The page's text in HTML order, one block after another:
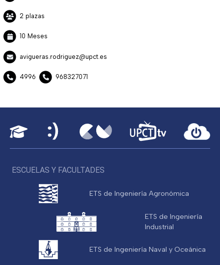
2 plazas
10 Meses
avigueras.rodriguez@upct.es
4996 968327071
ESCUELAS Y FACULTADES
ETS de Ingeniería Agronómica
ETS de Ingeniería
Industrial
ETS de Ingeniería Naval y Oceánica